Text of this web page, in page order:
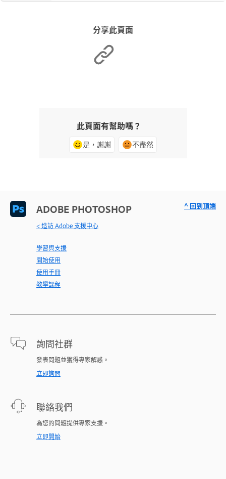
分享此頁面
此頁面有幫助嗎？
是，謝謝 不盡然
ADOBE PHOTOSHOP
< 造訪 Adobe 支援中心
學習與支援
開始使用
使用手冊
教學課程
詢問社群
發表問題並獲得專家解惑。
立即詢問
聯絡我們
為您的問題提供專家支援。
立即開始
^ 回到頂端